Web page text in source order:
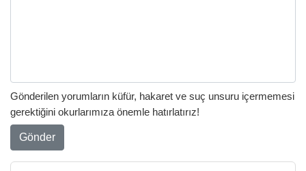
Gönderilen yorumların küfür, hakaret ve suç unsuru içermemesi
gerektiğini okurlarımıza önemle hatırlatırız!
Gönder